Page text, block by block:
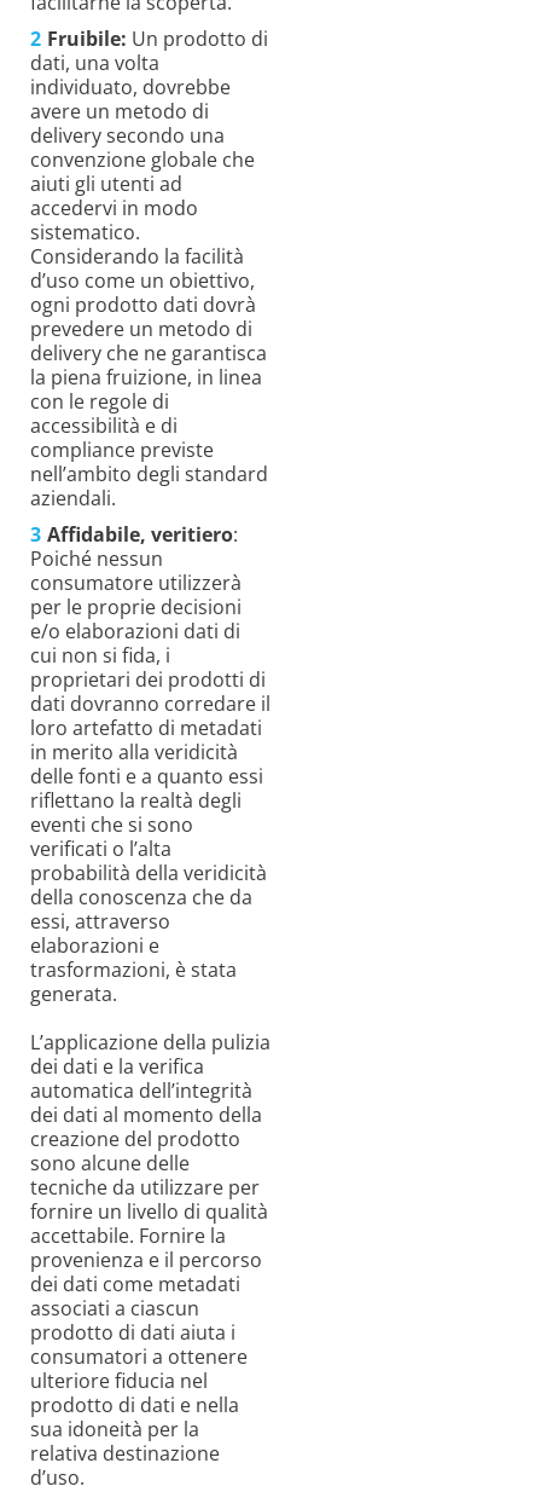
Fruibile: Un prodotto di
dati, una volta
individuato, dovrebbe
avere un metodo di
delivery secondo una
convenzione globale che
aiuti gli utenti ad
accedervi in modo
sistematico.
Considerando la facilità
d’uso come un obiettivo,
ogni prodotto dati dovrà
prevedere un metodo di
delivery che ne garantisca
la piena fruizione, in linea
con le regole di
accessibilità e di
compliance previste
nell’ambito degli standard
aziendali.
Affidabile, veritiero:
Poiché nessun
consumatore utilizzerà
per le proprie decisioni
e/o elaborazioni dati di
cui non si fida, i
proprietari dei prodotti di
dati dovranno corredare il
loro artefatto di metadati
in merito alla veridicità
delle fonti e a quanto essi
riflettano la realtà degli
eventi che si sono
verificati o l’alta
probabilità della veridicità
della conoscenza che da
essi, attraverso
elaborazioni e
trasformazioni, è stata
generata.
L’applicazione della pulizia
dei dati e la verifica
automatica dell’integrità
dei dati al momento della
creazione del prodotto
sono alcune delle
tecniche da utilizzare per
fornire un livello di qualità
accettabile. Fornire la
provenienza e il percorso
dei dati come metadati
associati a ciascun
prodotto di dati aiuta i
consumatori a ottenere
ulteriore fiducia nel
prodotto di dati e nella
sua idoneità per la
relativa destinazione
d’uso.